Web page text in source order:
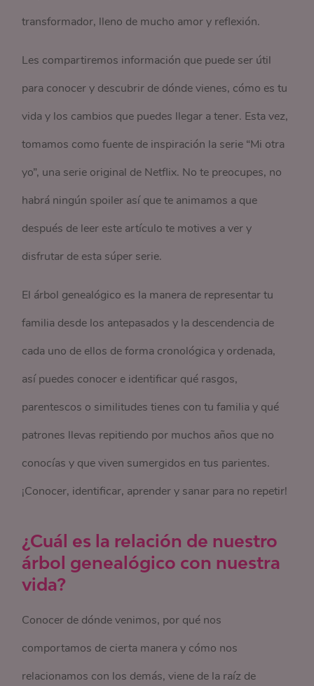
transformador, lleno de mucho amor y reflexión.
Les compartiremos información que puede ser útil
para conocer y descubrir de dónde vienes, cómo es tu
vida y los cambios que puedes llegar a tener. Esta vez,
tomamos como fuente de inspiración la serie “Mi otra
yo”, una serie original de Netflix. No te preocupes, no
habrá ningún spoiler así que te animamos a que
después de leer este artículo te motives a ver y
disfrutar de esta súper serie.
El árbol genealógico es la manera de representar tu
familia desde los antepasados y la descendencia de
cada uno de ellos de forma cronológica y ordenada,
así puedes conocer e identificar qué rasgos,
parentescos o similitudes tienes con tu familia y qué
patrones llevas repitiendo por muchos años que no
conocías y que viven sumergidos en tus parientes.
¡Conocer, identificar, aprender y sanar para no repetir!
¿Cuál es la relación de nuestro
árbol genealógico con nuestra
vida?
Conocer de dónde venimos, por qué nos
comportamos de cierta manera y cómo nos
relacionamos con los demás, viene de la raíz de